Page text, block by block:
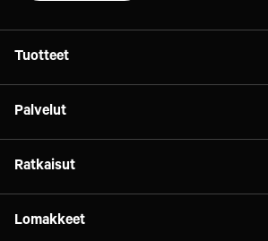
Tuotteet
Tarvikkeet
Vaunut ja kalusteet
Relife
Palvelut
Konsultointi
Dieta Relife
Ratkaisut
Lomakkeet